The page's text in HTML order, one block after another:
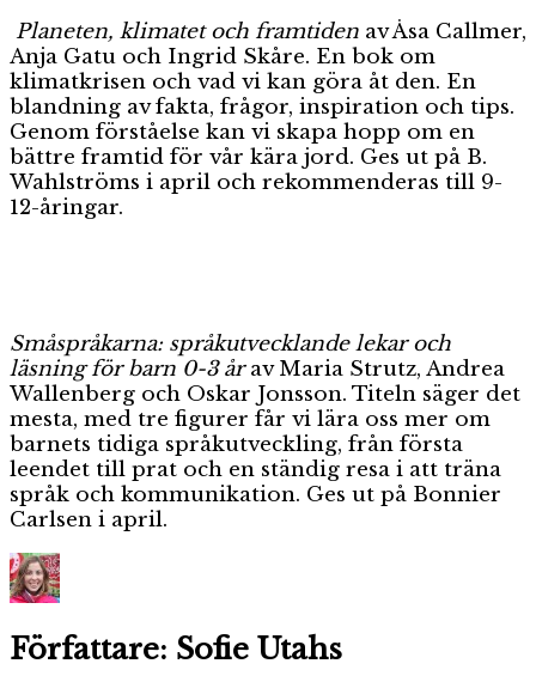
Planeten, klimatet och framtiden av Åsa Callmer,
Anja Gatu och Ingrid Skåre. En bok om
klimatkrisen och vad vi kan göra åt den. En
blandning av fakta, frågor, inspiration och tips.
Genom förståelse kan vi skapa hopp om en
bättre framtid för vår kära jord. Ges ut på B.
Wahlströms i april och rekommenderas till 9-
12-åringar.
Småspråkarna: språkutvecklande lekar och
läsning för barn 0-3 årav Maria Strutz, Andrea
Wallenberg och Oskar Jonsson. Titeln säger det
mesta, med tre figurer får vi lära oss mer om
barnets tidiga språkutveckling, från första
leendet till prat och en ständig resa i att träna
språk och kommunikation. Ges ut på Bonnier
Carlsen i april.
Författare: Sofie Utahs